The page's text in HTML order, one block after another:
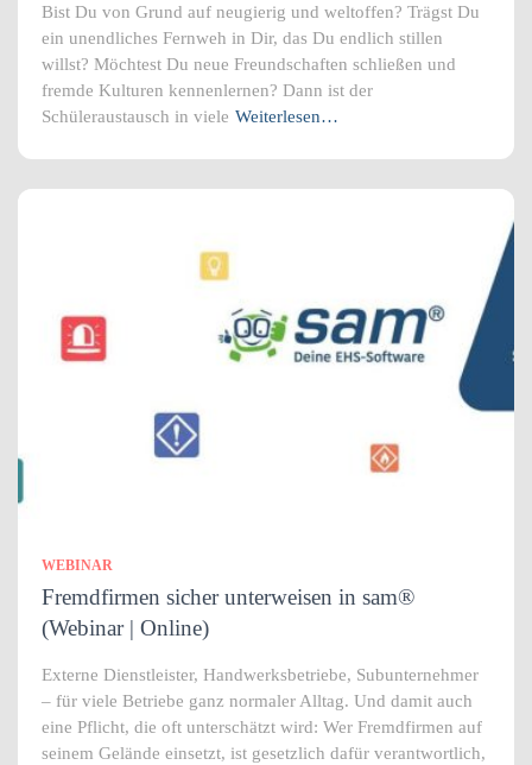
Bist Du von Grund auf neugierig und weltoffen? Trägst Du
ein unendliches Fernweh in Dir, das Du endlich stillen
willst? Möchtest Du neue Freundschaften schließen und
fremde Kulturen kennenlernen? Dann ist der
Schüleraustausch in viele Weiterlesen…
WEBINAR
Fremdfirmen sicher unterweisen in sam®
(Webinar | Online)
Externe Dienstleister, Handwerksbetriebe, Subunternehmer
– für viele Betriebe ganz normaler Alltag. Und damit auch
eine Pflicht, die oft unterschätzt wird: Wer Fremdfirmen auf
seinem Gelände einsetzt, ist gesetzlich dafür verantwortlich,